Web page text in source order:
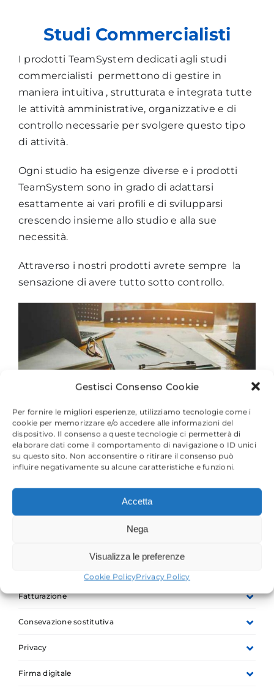
Gestisci Consenso Cookie
Per fornire le migliori esperienze, utilizziamo tecnologie come i
cookie per memorizzare e/o accedere alle informazioni del
dispositivo. Il consenso a queste tecnologie ci permetterà di
elaborare dati come il comportamento di navigazione o ID unici
su questo sito. Non acconsentire o ritirare il consenso può
influire negativamente su alcune caratteristiche e funzioni.
Accetta
Nega
Visualizza le preferenze
Cookie PolicyPrivacy Policy
Soluzioni:
Contabilità e Bilancio
Paghe
Fatturazione
Consevazione sostitutiva
Privacy
Firma digitale
Studi Commercialisti
I prodotti TeamSystem dedicati agli studi
commercialisti permettono di gestire in
maniera intuitiva , strutturata e integrata tutte
le attività amministrative, organizzative e di
controllo necessarie per svolgere questo tipo
di attività.
Ogni studio ha esigenze diverse e i prodotti
TeamSystem sono in grado di adattarsi
esattamente ai vari profili e di svilupparsi
crescendo insieme allo studio e alla sue
necessità.
Attraverso i nostri prodotti avrete sempre la
sensazione di avere tutto sotto controllo.